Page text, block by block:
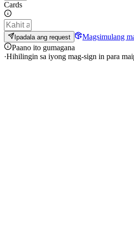
Cards
Ipadala ang request
Magsimulang
Paano ito gumagana
·Hihilingin sa iyong mag-sign in para